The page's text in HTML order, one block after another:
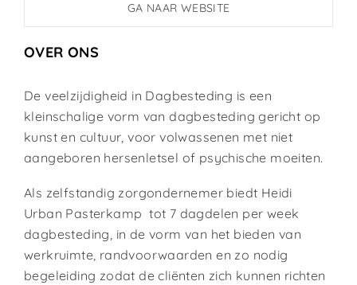
GA NAAR WEBSITE
OVER ONS
De veelzijdigheid in Dagbesteding is een
kleinschalige vorm van dagbesteding gericht op
kunst en cultuur, voor volwassenen met niet
aangeboren hersenletsel of psychische moeiten.
Als zelfstandig zorgondernemer biedt Heidi
Urban Pasterkamp tot 7 dagdelen per week
dagbesteding, in de vorm van het bieden van
werkruimte, randvoorwaarden en zo nodig
begeleiding zodat de cliënten zich kunnen richten